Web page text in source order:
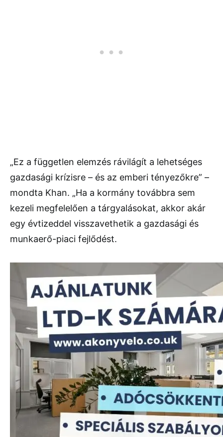
„Ez a független elemzés rávilágít a lehetséges
gazdasági krízisre – és az emberi tényezőkre” –
mondta Khan. „Ha a kormány továbbra sem
kezeli megfelelően a tárgyalásokat, akkor akár
egy évtizeddel visszavethetik a gazdasági és
munkaerő-piaci fejlődést.